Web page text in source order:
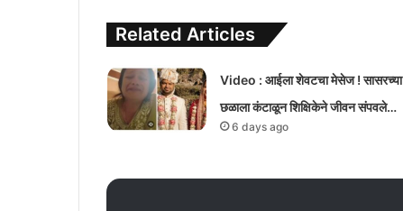
Related Articles
Video : आईला शेवटचा मेसेज ! सासरच्या
छळाला कंटाळून शिक्षिकेने जीवन संपवले…
6 days ago